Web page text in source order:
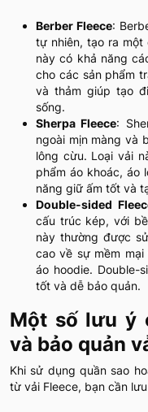
Berber Fleece:
tự nhiên, tạo ra một
này có khả năng
cho các sản phẩm
và thảm giúp tạo
sống.
Sherpa Fleece:
ngoài mịn màng và
lông cừu. Loại vải
phẩm áo khoác, áo
năng giữ ấm tốt và
Double-sided
cấu trúc kép, với
này thường được
cao về sự mềm
áo hoodie. Double-
tốt và dễ bảo quản.
Một số lưu ý
và bảo quản
Khi sử dụng quần sao
từ vải Fleece, bạn cần